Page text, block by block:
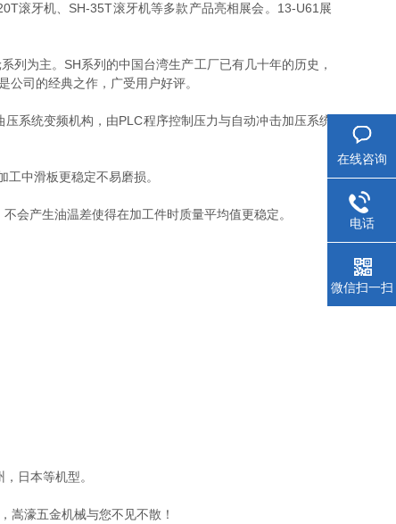
滚牙机、SH-35T滚牙机等多款产品亮相展会。13-U61展
为主。SH系列的中国台湾生产工厂已有几十年的历史，
司的经典之作，广受用户好评。
统变频机构，由PLC程序控制压力与自动冲击加压系统
中滑板更稳定不易磨损。
产生油温差使得在加工件时质量平均值更稳定。
日本等机型。
濠五金机械与您不见不散！
在线咨询
电话
微信扫一扫